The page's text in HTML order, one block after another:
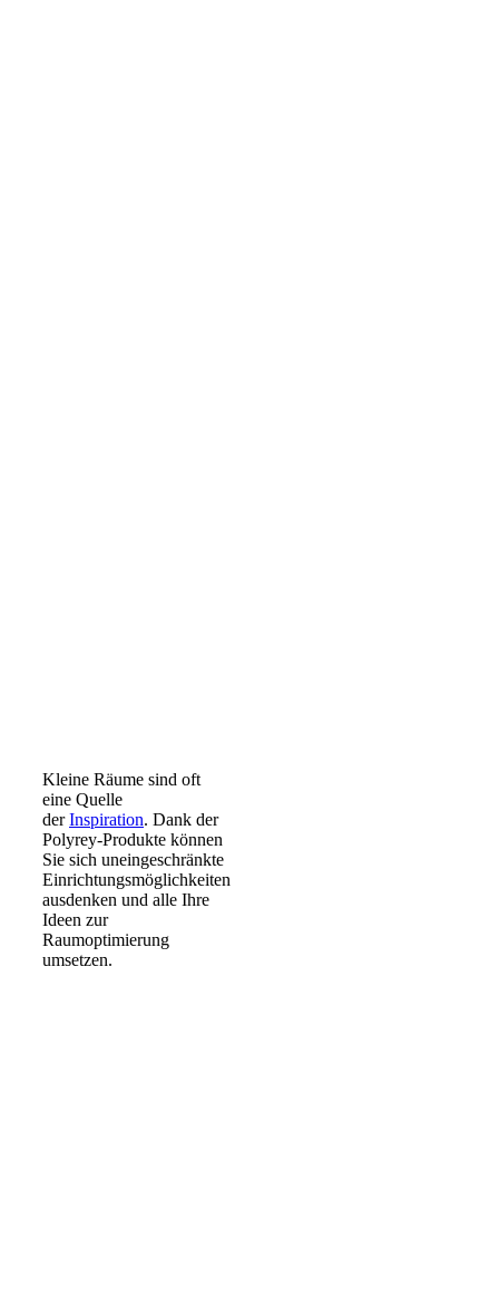
Kleine Räume sind oft
eine Quelle
derInspiration. Dank der
Polyrey-Produkte können
Sie sich uneingeschränkte
Einrichtungsmöglichkeiten
ausdenken und alle Ihre
Ideen zur
Raumoptimierung
umsetzen.